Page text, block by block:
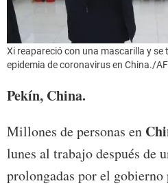
Xi reapareció con una mascarilla y
epidemia de coronavirus en China./
Pekín, China.
Millones de personas en
lunes al trabajo después de
prolongadas por el